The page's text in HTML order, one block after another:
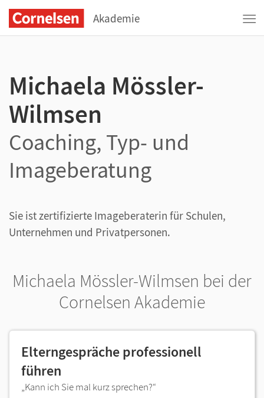
Akademie
Michaela Mössler-
Wilmsen
Coaching, Typ- und
Imageberatung
Sie ist zertifizierte Imageberaterin für Schulen,
Unternehmen und Privatpersonen.
Michaela Mössler-Wilmsen bei der
Cornelsen Akademie
Elterngespräche professionell
führen
„Kann ich Sie mal kurz sprechen?“